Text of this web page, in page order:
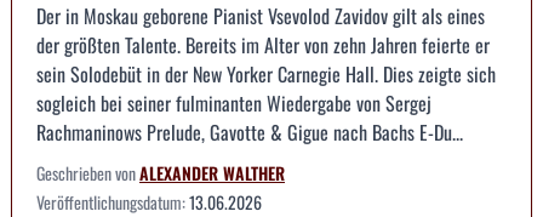
Der in Moskau geborene Pianist Vsevolod Zavidov gilt als eines
der größten Talente. Bereits im Alter von zehn Jahren feierte er
sein Solodebüt in der New Yorker Carnegie Hall. Dies zeigte sich
sogleich bei seiner fulminanten Wiedergabe von Sergej
Rachmaninows Prelude, Gavotte & Gigue nach Bachs E-Du...
Geschrieben vonALEXANDER WALTHER
Veröffentlichungsdatum:13.06.2026